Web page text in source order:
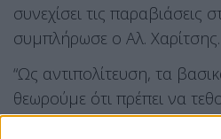
συνεχίσει τις παραβιάσεις
συμπλήρωσε ο Αλ. Χαρίτσης.
“Ως αντιπολίτευση, τα
θεωρούμε ότι πρέπει να
είναι η συμφωνία